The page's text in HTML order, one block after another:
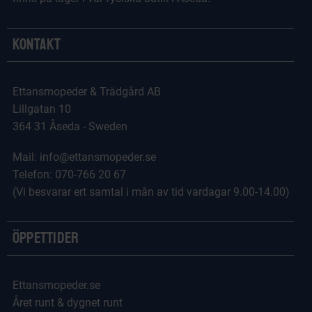
Kontakt
Ettansmopeder & Trädgård AB
Lillgatan 10
364 31 Åseda - Sweden
Mail: info@ettansmopeder.se
Telefon: 070-766 20 67
(Vi besvarar ert samtal i mån av tid vardagar 9.00-14.00)
Öppettider
Ettansmopeder.se
Året runt & dygnet runt